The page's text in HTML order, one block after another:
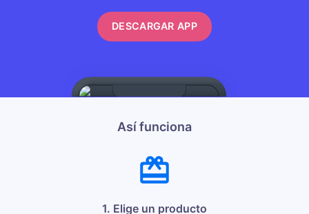
DESCARGAR APP
Así funciona
1. Elige un producto